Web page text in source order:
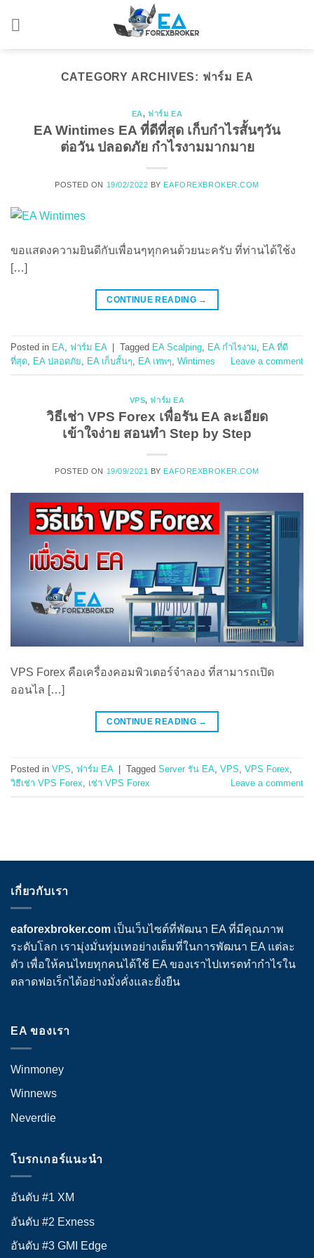
CATEGORY ARCHIVES: ฟาร์ม EA
EA,ฟาร์ม EA
EA Wintimes EA ที่ดีที่สุด เก็บกำไรสั้นๆวัน
ต่อวัน ปลอดภัย กำไรงามมากมาย
POSTED ON 19/02/2022 BY EAFOREXBROKER.COM
ขอแสดงความยินดีกับเพื่อนๆทุกคนด้วยนะครับ ที่ท่านได้ใช้ง
[…]
CONTINUE READING →
Posted in EA, ฟาร์ม EA Tagged EA Scalping, EA กำไรงาม, EA ที่ดี
ที่สุด, EA ปลอดภัย, EA เก็บสั้นๆ, EA เทพๆ, Wintimes Leave a comment
VPS,ฟาร์ม EA
วิธีเช่า VPS Forex เพื่อรัน EA ละเอียด
เข้าใจง่าย สอนทำ Step by Step
POSTED ON 19/09/2021 BY EAFOREXBROKER.COM
VPS Forex คือเครื่องคอมพิวเตอร์จำลอง ที่สามารถเปิด
ออนไล […]
CONTINUE READING →
Posted in VPS, ฟาร์ม EA Tagged Server รัน EA, VPS, VPS Forex,
วิธีเช่า VPS Forex, เช่า VPS Forex Leave a comment
เกี่ยวกับเรา
eaforexbroker.com เป็นเว็บไซต์ที่พัฒนา EA ที่มีคุณภาพ
ระดับโลก เรามุ่งมั่นทุ่มเทอย่างเต็มที่ในการพัฒนา EA แต่ละ
ตัว เพื่อให้คนไทยทุกคนได้ใช้ EA ของเราไปเทรดทำกำไรใน
ตลาดฟอเร็กได้อย่างมั่งคั่งและยั่งยืน
EA ของเรา
Winmoney
Winnews
Neverdie
โบรกเกอร์แนะนำ
อันดับ #1 XM
อันดับ #2 Exness
อันดับ #3 GMI Edge